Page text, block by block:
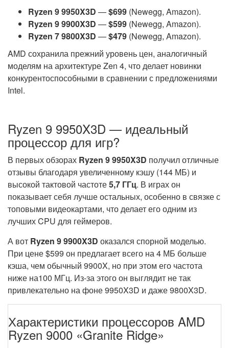
Ryzen 9 9950X3D —$699 (Newegg, Amazon).
Ryzen 9 9900X3D —$599 (Newegg, Amazon).
Ryzen 7 9800X3D —$479 (Newegg, Amazon).
AMD сохранила прежний уровень цен, аналогичный
моделям на архитектуре Zen 4, что делает новинки
конкурентоспособными в сравнении с предложениями
Intel.
Ryzen 9 9950X3D — идеальный
процессор для игр?
В первых обзорах Ryzen 9 9950X3D получил отличные
отзывы благодаря увеличенному кэшу (144 МБ) и
высокой тактовой частоте5,7 ГГц. В играх он
показывает себя лучше остальных, особенно в связке с
топовыми видеокартами, что делает его одним из
лучших CPU для геймеров.
А вот Ryzen 9 9900X3D оказался спорной моделью.
При цене $599 он предлагает всего на 4 МБ больше
кэша, чем обычный 9900X, но при этом его частота
ниже на100 МГц. Из-за этого он выглядит не так
привлекательно на фоне 9950X3D и даже 9800X3D.
Характеристики процессоров AMD
Ryzen 9000 «Granite Ridge»